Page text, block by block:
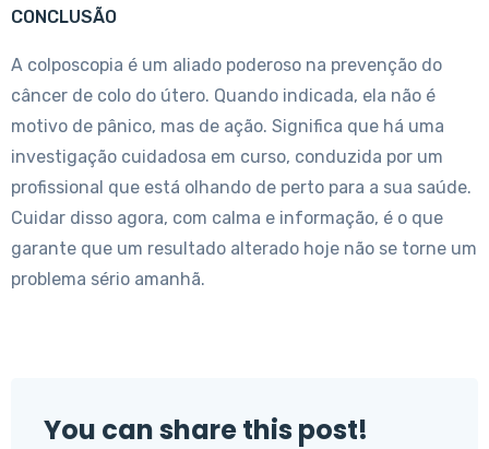
CONCLUSÃO
A colposcopia é um aliado poderoso na prevenção do
câncer de colo do útero. Quando indicada, ela não é
motivo de pânico, mas de ação. Significa que há uma
investigação cuidadosa em curso, conduzida por um
profissional que está olhando de perto para a sua saúde.
Cuidar disso agora, com calma e informação, é o que
garante que um resultado alterado hoje não se torne um
problema sério amanhã.
You can share this post!